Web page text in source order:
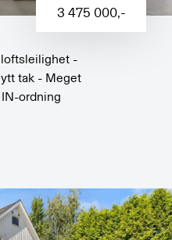
3 475 000,-
-
tak - Meget
ordning